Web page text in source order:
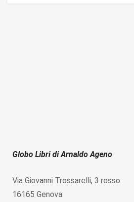
Globo Libri di Arnaldo Ageno
Via Giovanni Trossarelli, 3 rosso
16165 Genova